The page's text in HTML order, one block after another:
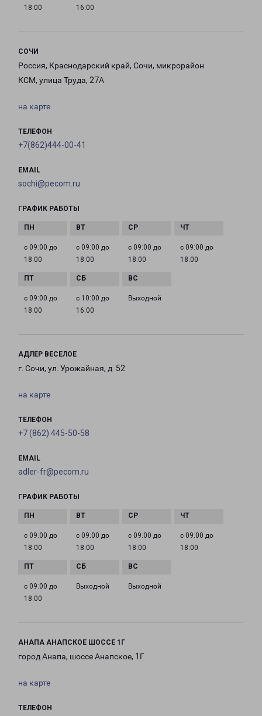
18:00 16:00
СОЧИ
Россия, Краснодарский край, Сочи, микрорайон
КСМ, улица Труда, 27А
на карте
ТЕЛЕФОН
+7(862)444-00-41
EMAIL
sochi@pecom.ru
ГРАФИК РАБОТЫ
с 09:00 до
18:00
с 09:00 до
18:00
с 09:00 до
18:00
с 09:00 до
18:00
с 09:00 до
18:00
с 10:00 до
16:00
Выходной
АДЛЕР ВЕСЕЛОЕ
г. Сочи, ул. Урожайная, д. 52
на карте
ТЕЛЕФОН
+7 (862) 445-50-58
EMAIL
adler-fr@pecom.ru
ГРАФИК РАБОТЫ
с 09:00 до
18:00
с 09:00 до
18:00
с 09:00 до
18:00
с 09:00 до
18:00
с 09:00 до
18:00
Выходной Выходной
АНАПА АНАПСКОЕ ШОССЕ 1Г
город Анапа, шоссе Анапское, 1Г
на карте
ТЕЛЕФОН